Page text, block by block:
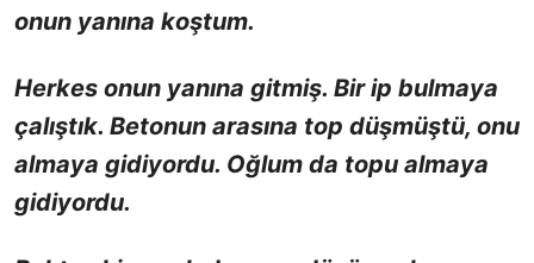
onun yanına koştum.
Herkes onun yanına gitmiş. Bir ip bulmaya
çalıştık. Betonun arasına top düşmüştü, onu
almaya gidiyordu. Oğlum da topu almaya
gidiyordu.